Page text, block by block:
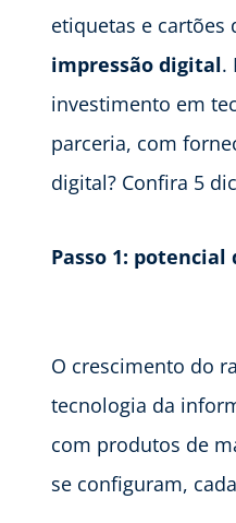
etiquetas e cartões
impressão digital.
investimento em
parceria, com
digital? Confira 5
Passo 1: potencial
O crescimento do
tecnologia da
com produtos de
se configuram,